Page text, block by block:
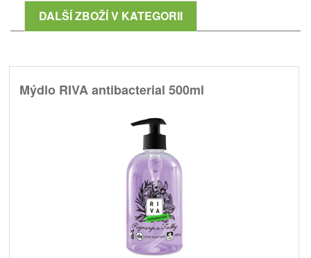
DALŠÍ ZBOŽÍ V KATEGORII
Mýdlo RIVA antibacterial 500ml